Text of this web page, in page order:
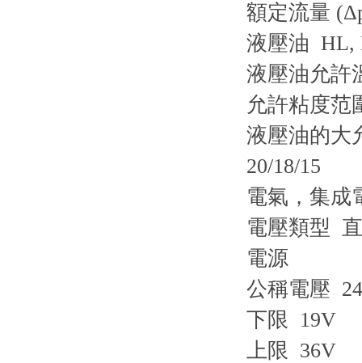
額定流量
液壓油 HL,
液壓油允許
允許粘度范
液壓油的大
20/18/15
電氣，集成
電壓類型
電源
公稱電壓
下限 19V
上限 36V